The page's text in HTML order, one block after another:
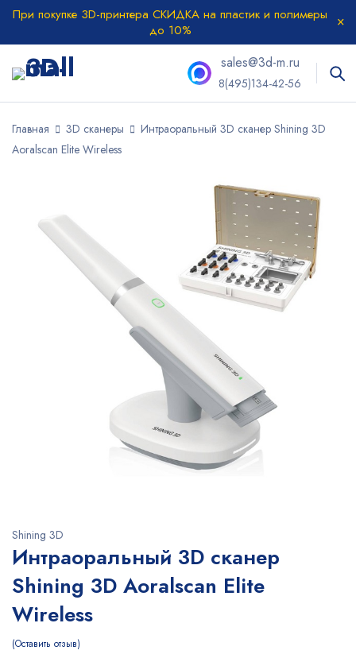
При покупке 3D-принтера СКИДКА на пластик и полимеры
до 10%
sales@3d-m.ru
8(495)134-42-56
Главная 3D сканеры
Интраоральный 3D сканер Shining 3D
Aoralscan Elite Wireless
Shining 3D
Интраоральный 3D сканер
Shining 3D Aoralscan Elite
Wireless
Оставить отзыв